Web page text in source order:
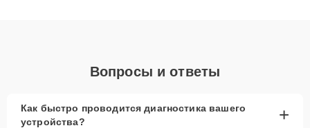
Вопросы и ответы
Как быстро проводится диагностика вашего
устройства?
+